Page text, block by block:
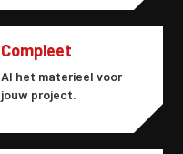
Compleet
Al het materieel voor
jouw project.